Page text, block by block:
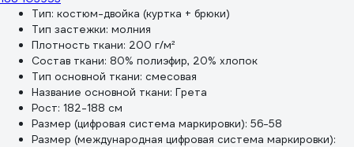
Тип: костюм-двойка (куртка + брюки)
Тип застежки: молния
Плотность ткани: 200 г/м²
Состав ткани: 80% полиэфир, 20% хлопок
Тип основной ткани: смесовая
Название основной ткани: Грета
Рост: 182-188 см
Размер (цифровая система маркировки): 56-58
Размер (международная цифровая система маркировки):